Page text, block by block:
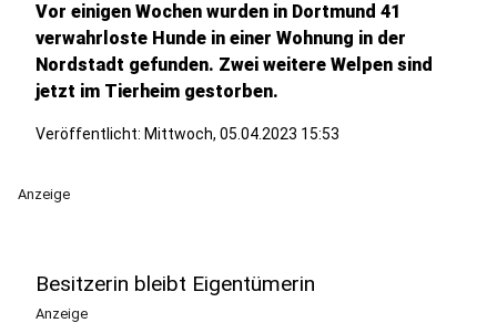
Vor einigen Wochen wurden in Dortmund 41
verwahrloste Hunde in einer Wohnung in der
Nordstadt gefunden. Zwei weitere Welpen sind
jetzt im Tierheim gestorben.
Veröffentlicht: Mittwoch, 05.04.2023 15:53
Anzeige
Besitzerin bleibt Eigentümerin
Anzeige